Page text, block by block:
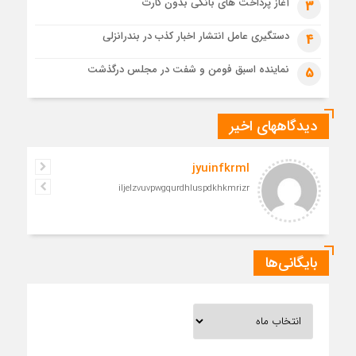
مراسم تشییع پیکر رهبر شهید در قم به پایان رسید3
4 دستگیری عامل انتشار اخبار کذب در بندرانزلی
5 نماینده اسبق فومن و شفت در مجلس درگذشت
دیدگاههای اخیر
jyuinfkrml
iljelzvuvpwgqurdhluspdkhkmrizr
بایگانی‌ها
بایگانی‌ها